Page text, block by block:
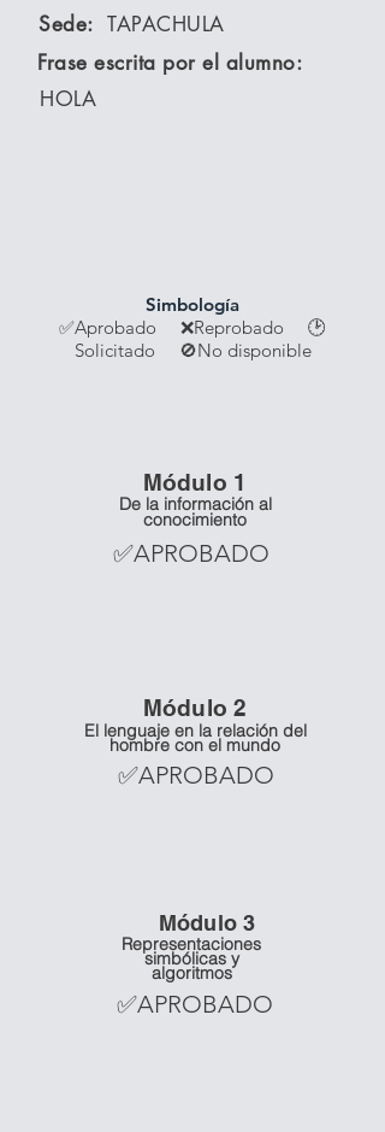
Sede: TAPACHULA
Frase escrita por el alumno:
HOLA
Simbología
✅Aprobado ❌Reprobado 🕑
Solicitado 🚫No disponible
Módulo 1
De la información al
conocimiento
✅APROBADO
Módulo 2
El lenguaje en la relación del
hombre con el mundo
✅APROBADO
Módulo 3
Representaciones
simbólicas y
algoritmos
✅APROBADO